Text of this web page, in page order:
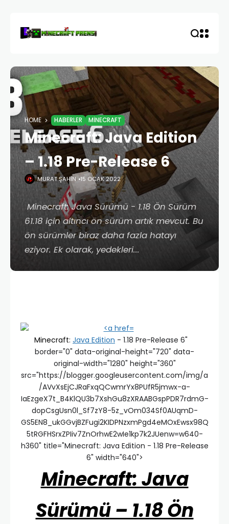
HOME HABERLER MINECRAFT
Minecraft: Java Edition
– 1.18 Pre-Release 6
MURAT ŞAHIN 15 OCAK 2022
Minecraft: Java Sürümü - 1.18 Ön Sürüm
61.18 için altıncı ön sürüm artık mevcut. Bu
ön sürümler biraz daha fazla hatayı
eziyor. Ek olarak, yedekleri...
Minecraft: Java Edition - 1.18 Pre-Release 6"
border="0" data-original-height="720" data-
original-width="1280" height="360"
src="https://blogger.googleusercontent.com/img/a
/AVvXsEjCJRaFxqQCwmrYx8PUfR5jmwx-a-
IaEzgeX7t_B4KlQU3b7XshGu8zXRAABGspPDR7rdmG-
dopCsgUsn0l_Sf7zY8-5z_vOm034Sf0AUqmD-
GS5EN8_ukGGvjBZFugi2KIDPNzxmPgd4eMOxEwsx98Q
5tRGFHSrxZPIiv7ZnOrhwE2wIe1kp7k2JUenw=w640-
h360" title="Minecraft: Java Edition - 1.18 Pre-Release
6" width="640">
Minecraft: Java
Sürümü – 1.18 Ön